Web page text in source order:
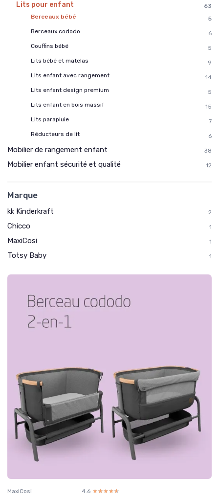
Lits pour enfant
63
Berceaux bébé
5
Berceaux cododo
6
Couffins bébé
5
Lits bébé et matelas
9
Lits enfant avec rangement
14
Lits enfant design premium
5
Lits enfant en bois massif
15
Lits parapluie
7
Réducteurs de lit
6
Mobilier de rangement enfant 38
Mobilier enfant sécurité et qualité 12
Marque
kk Kinderkraft 2
Chicco 1
MaxiCosi 1
Totsy Baby 1
MaxiCosi 4.6 ☆☆☆☆☆
★★★★★